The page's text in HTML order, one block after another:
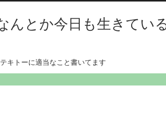
んとか今日も生きてい
テキトーに適当なこと書いてます